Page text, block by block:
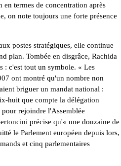
en termes de concentration après
on note toujours une forte présence
postes stratégiques, elle continue
plan. Tombée en disgrâce, Rachida
: c'est tout un symbole. « Les
ont montré qu'un nombre non
briguer un mandat national :
huit que compte la délégation
rejoindre l'Assemblée
précise qu'« une douzaine de
le Parlement européen depuis lors,
et cinq parlementaires